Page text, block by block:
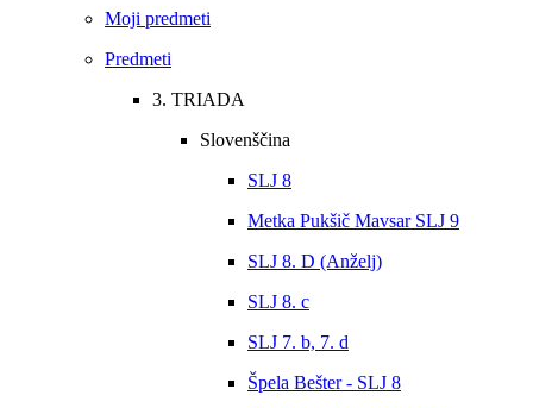
Moji predmeti
Predmeti
3. TRIADA
Slovenščina
SLJ 8
Metka Pukšič Mavsar SLJ 9
SLJ 8. D (Anželj)
SLJ 8. c
SLJ 7. b, 7. d
Špela Bešter - SLJ 8